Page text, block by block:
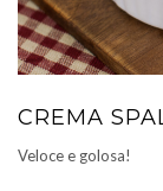
CREMA
Veloce e golosa!